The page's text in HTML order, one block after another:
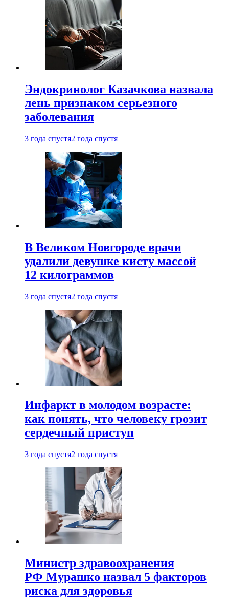
Эндокринолог Казачкова назвала
лень признаком серьезного
заболевания
3 года спустя2 года спустя
В Великом Новгороде врачи
удалили девушке кисту массой
12 килограммов
3 года спустя2 года спустя
Инфаркт в молодом возрасте:
как понять, что человеку грозит
сердечный приступ
3 года спустя2 года спустя
Министр здравоохранения
РФ Мурашко назвал 5 факторов
риска для здоровья